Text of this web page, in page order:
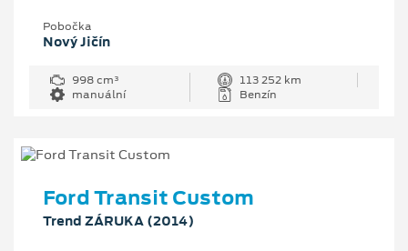
Pobočka
Nový Jičín
998 cm³
113 252 km
manuální
Benzín
Ford Transit Custom
Trend ZÁRUKA (2014)